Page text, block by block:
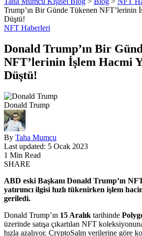
Trump’ın Bir Günde Tükenen NFT’lerinin
Düştü!
NFT Haberleri
Donald Trump’ın Bir
NFT’lerinin İşlem Hacmi
Düştü!
Donald Trump
By Taha Mumcu
Last updated: 5 Ocak 2023
1 Min Read
SHARE
ABD eski Başkanı Donald Trump’ın
yatırımcı ilgisi hızlı tükenirken işlem
geriledi.
Donald Trump’ın 15 Aralık tarihinde
üzerinde satışa çıkartılan NFT
hızla azalıyor. CryptoSalm verilerine göre